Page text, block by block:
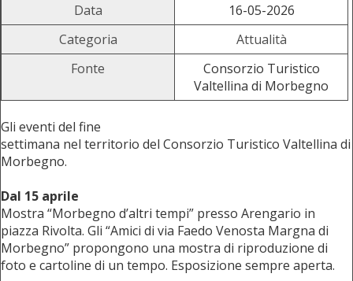
Data
16-05-2026
Categoria
Attualità
Fonte
Consorzio Turistico
Valtellina di Morbegno
Gli eventi del fine
settimana nel territorio del Consorzio Turistico Valtellina di
Morbegno.
Dal 15 aprile
Mostra “Morbegno d’altri tempi” presso Arengario in
piazza Rivolta. Gli “Amici di via Faedo Venosta Margna di
Morbegno” propongono una mostra di riproduzione di
foto e cartoline di un tempo. Esposizione sempre aperta.